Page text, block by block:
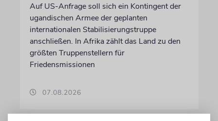
Auf US-Anfrage soll sich ein Kontingent der
ugandischen Armee der geplanten
internationalen Stabilisierungstruppe
anschließen. In Afrika zählt das Land zu den
größten Truppenstellern für
Friedensmissionen
07.08.2026